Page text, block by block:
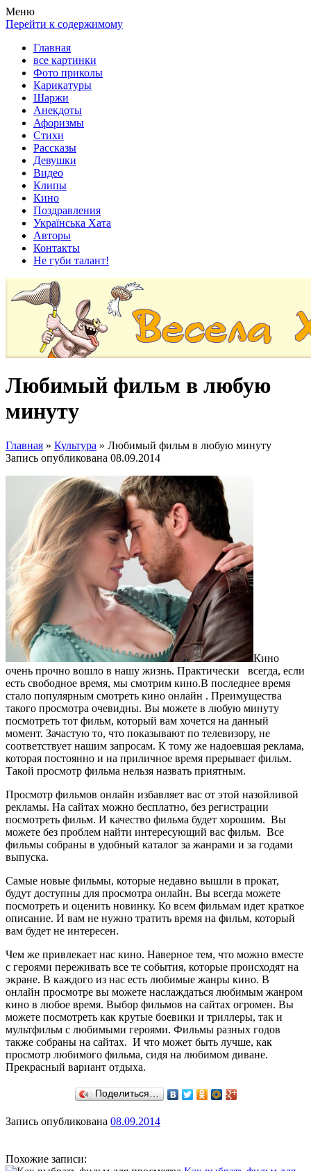
Весела хата — прикольные картинки, смешные истории,
клипы!
Покажем всем ваши фото приколы, карикатуры, шаржи, стихи,
рассказы, видео и песни!
Меню
Перейти к содержимому
Главная
все картинки
Фото приколы
Карикатуры
Шаржи
Анекдоты
Афоризмы
Стихи
Рассказы
Девушки
Видео
Клипы
Кино
Поздравления
Українська Хата
Авторы
Контакты
Не губи талант!
Любимый фильм в любую
минуту
Главная » Культура » Любимый фильм в любую минуту
Запись опубликована 08.09.2014
Кино
очень прочно вошло в нашу жизнь. Практически всегда, если
есть свободное время, мы смотрим кино.В последнее время
стало популярным смотреть кино онлайн . Преимущества
такого просмотра очевидны. Вы можете в любую минуту
посмотреть тот фильм, который вам хочется на данный
момент. Зачастую то, что показывают по телевизору, не
соответствует нашим запросам. К тому же надоевшая реклама,
которая постоянно и на приличное время прерывает фильм.
Такой просмотр фильма нельзя назвать приятным.
Просмотр фильмов онлайн избавляет вас от этой назойливой
рекламы. На сайтах можно бесплатно, без регистрации
посмотреть фильм. И качество фильма будет хорошим. Вы
можете без проблем найти интересующий вас фильм. Все
фильмы собраны в удобный каталог за жанрами и за годами
выпуска.
Самые новые фильмы, которые недавно вышли в прокат,
будут доступны для просмотра онлайн. Вы всегда можете
посмотреть и оценить новинку. Ко всем фильмам идет краткое
описание. И вам не нужно тратить время на фильм, который
вам будет не интересен.
Чем же привлекает нас кино. Наверное тем, что можно вместе
с героями переживать все те события, которые происходят на
экране. В каждого из нас есть любимые жанры кино. В
онлайн просмотре вы можете наслаждаться любимым жанром
кино в любое время. Выбор фильмов на сайтах огромен. Вы
можете посмотреть как крутые боевики и триллеры, так и
мультфильм с любимыми героями. Фильмы разных годов
также собраны на сайтах. И что может быть лучше, как
просмотр любимого фильма, сидя на любимом диване.
Прекрасный вариант отдыха.
Поделиться…
Запись опубликована 08.09.2014
Похожие записи: